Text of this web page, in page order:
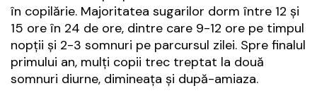
în copilărie. Majoritatea sugarilor dorm între 12 și
15 ore în 24 de ore, dintre care 9-12 ore pe timpul
nopții și 2-3 somnuri pe parcursul zilei. Spre finalul
primului an, mulți copii trec treptat la două
somnuri diurne, dimineața și după-amiaza.